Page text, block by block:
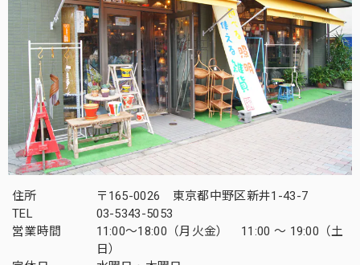
住所
〒165-0026 東京都中野区新井1-43-7
TEL
03-5343-5053
営業時間
11:00～18:00（月火金） 11:00 ～ 19:00（土
日）